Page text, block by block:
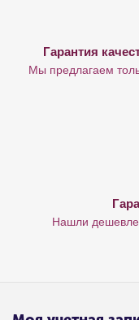
Гарантия
Мы предлагаем
Нашли